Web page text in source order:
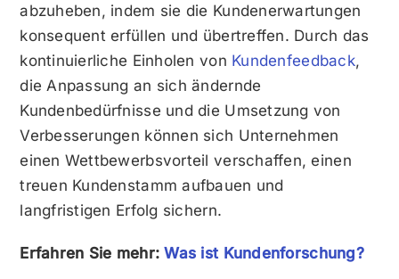
abzuheben, indem sie die Kundenerwartungen
konsequent erfüllen und übertreffen. Durch das
kontinuierliche Einholen von Kundenfeedback,
die Anpassung an sich ändernde
Kundenbedürfnisse und die Umsetzung von
Verbesserungen können sich Unternehmen
einen Wettbewerbsvorteil verschaffen, einen
treuen Kundenstamm aufbauen und
langfristigen Erfolg sichern.
Erfahren Sie mehr:Was ist Kundenforschung?